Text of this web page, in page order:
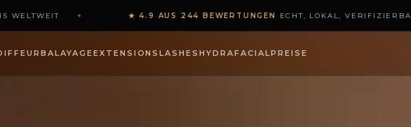
WELTWEIT ✦ ★ 4.9 AUS 244 BEWERTUNGEN·ECHT, LOKAL, VERIFIZIERBAR
BALAYAGEEXTENSIONSLASHESHYDRAFACIALPREISE
CUTS 2026 — …